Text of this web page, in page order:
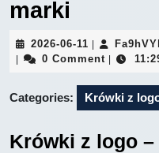
marki
2026-06-11 2026-
06-
0 Comment
Categories: Krówki z
Krówki z logo